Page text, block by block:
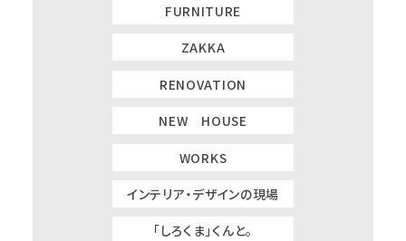
FURNITURE
ZAKKA
RENOVATION
NEW HOUSE
WORKS
インテリア・デザインの現場
「しろくま」くんと。